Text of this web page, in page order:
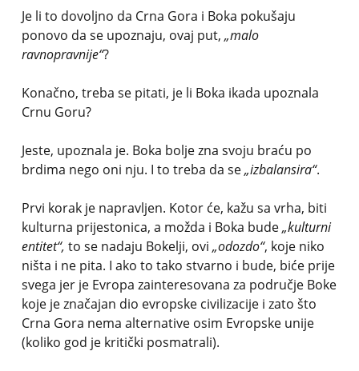
Je li to dovoljno da Crna Gora i Boka pokušaju
ponovo da se upoznaju, ovaj put, „malo
ravnopravnije“?
Konačno, treba se pitati, je li Boka ikada upoznala
Crnu Goru?
Jeste, upoznala je. Boka bolje zna svoju braću po
brdima nego oni nju. I to treba da se„izbalansira“.
Prvi korak je napravljen. Kotor će, kažu sa vrha, biti
kulturna prijestonica, a možda i Boka bude„kulturni
entitet“, to se nadaju Bokelji, ovi „odozdo“, koje niko
ništa i ne pita. I ako to tako stvarno i bude, biće prije
svega jer je Evropa zainteresovana za područje Boke
koje je značajan dio evropske civilizacije i zato što
Crna Gora nema alternative osim Evropske unije
(koliko god je kritički posmatrali).